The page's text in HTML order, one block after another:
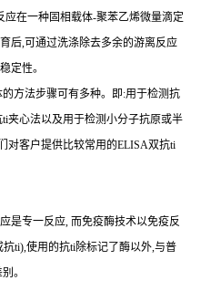
应在一种固相载体-聚苯乙烯微量滴定
后,可通过洗涤除去多余的游离反应
定性。
方法步骤可有多种。即:用于检测抗
ti夹心法以及用于检测小分子抗原或半
对客户提供比较常用的ELISA双抗ti
是专一反应, 而免疫酶技术以免疫反
ti),使用的抗ti除标记了酶以外,与普
。